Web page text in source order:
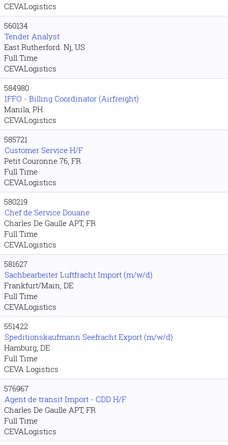
CEVALogistics
560134
Tender Analyst
East Rutherford. Nj, US
Full Time
CEVALogistics
584980
IFFO - Billing Coordinator (Airfreight)
Manila, PH
CEVALogistics
585721
Customer Service H/F
Petit Couronne 76, FR
Full Time
CEVALogistics
580219
Chef de Service Douane
Charles De Gaulle APT, FR
Full Time
CEVALogistics
581627
Sachbearbeiter Luftfracht Import (m/w/d)
Frankfurt/Main, DE
Full Time
CEVALogistics
551422
Speditionskaufmann Seefracht Export (m/w/d)
Hamburg, DE
Full Time
CEVA Logistics
576967
Agent de transit Import - CDD H/F
Charles De Gaulle APT, FR
Full Time
CEVALogistics